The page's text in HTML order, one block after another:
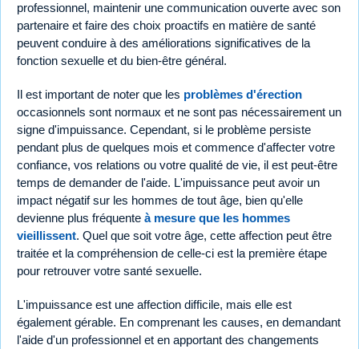
professionnel, maintenir une communication ouverte avec son
partenaire et faire des choix proactifs en matière de santé
peuvent conduire à des améliorations significatives de la
fonction sexuelle et du bien-être général.
Il est important de noter que les problèmes d'érection
occasionnels sont normaux et ne sont pas nécessairement un
signe d'impuissance. Cependant, si le problème persiste
pendant plus de quelques mois et commence d'affecter votre
confiance, vos relations ou votre qualité de vie, il est peut-être
temps de demander de l'aide. L'impuissance peut avoir un
impact négatif sur les hommes de tout âge, bien qu'elle
devienne plus fréquente à mesure que les hommes
vieillissent. Quel que soit votre âge, cette affection peut être
traitée et la compréhension de celle-ci est la première étape
pour retrouver votre santé sexuelle.
L'impuissance est une affection difficile, mais elle est
également gérable. En comprenant les causes, en demandant
l'aide d'un professionnel et en apportant des changements